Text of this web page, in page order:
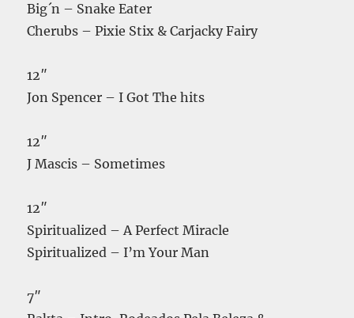
Big´n – Snake Eater
Cherubs – Pixie Stix & Carjacky Fairy
12″
Jon Spencer – I Got The hits
12″
J Mascis – Sometimes
12″
Spiritualized – A Perfect Miracle
Spiritualized – I’m Your Man
7″